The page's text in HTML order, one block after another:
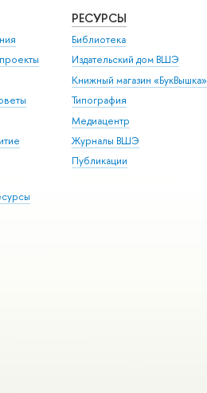
РЕСУРСЫ
Библиотека
Издательский дом ВШЭ
Книжный магазин «БукВышка»
Типография
Медиацентр
Журналы ВШЭ
Публикации